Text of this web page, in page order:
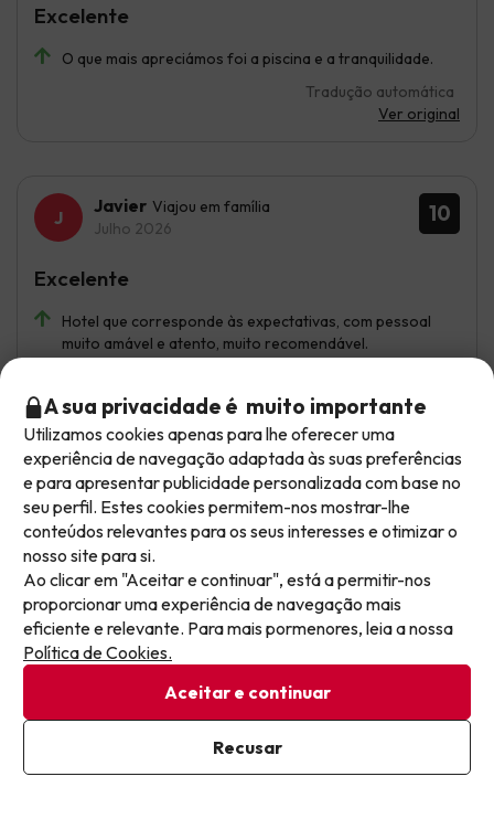
O que mais apreciámos foi a piscina e a tranquilidade.
Tradução automática
Ver original
Excelente
10
Javier Viajou em família
Julho 2026
Hotel que corresponde às expectativas, com pessoal
muito amável e atento, muito recomendável.
bem e foi uma experiência fantástica.
Tradução automática
Ver original
Excelente
Andreia Raquel
Julho 2026
limpos e espaçosos. Serviço de tudo incluído impecável.
A animação é um pouco fraca. Durante o dia não há
nada, à noite fazem alguns shows breves de diferentes
Excelente
Não deixe escapar as melhores ofertas!
As ofertas mudam todos os dias. Deixe o seu email
e receba semanalmente uma seleção cuidada das
mais recentes ofertas de férias, para nunca mais
perder um excelente preço.
Escreva aqui o seu e-mail
Já estou subscrito
Ao subscrever a nossa newsletter, está a dar o seu consentimento
para receber comunicações de marketing da Jump2spain.com
A sua privacidade é muito importante
Utilizamos cookies apenas para lhe oferecer uma
experiência de navegação adaptada às suas preferências
e para apresentar publicidade personalizada com base no
seu perfil. Estes cookies permitem-nos mostrar-lhe
conteúdos relevantes para os seus interesses e otimizar o
nosso site para si.
Ao clicar em "Aceitar e continuar", está a permitir-nos
proporcionar uma experiência de navegação mais
eficiente e relevante. Para mais pormenores, leia a nossa
Política de Cookies.
Aceitar e continuar
Recusar